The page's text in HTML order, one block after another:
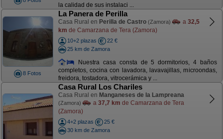
la calidad de sus instalaci ...
8 Fotos
La Panera de Perilla
Casa Rural en Perilla de Castro (Zamora) a 32,5
km de Camarzana de Tera (Zamora)
10+2 plazas
22 €
25 km de Zamora
Nuestra casa consta de 5 dormitorios, 4 baños
completos, cocina con lavadora, lavavajillas, microondas,
freidora, tostadora, vitrocerámica y ...
Casa Rural Los Chariles
Casa Rural en Manganeses de la Lampreana
(Zamora) a 37,7 km de Camarzana de Tera
(Zamora)
4+2 plazas
25 €
30 km de Zamora